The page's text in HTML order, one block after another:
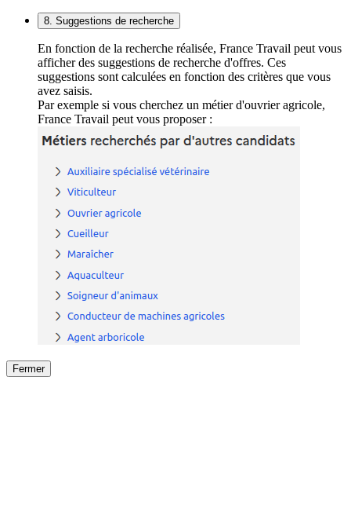
8. Suggestions de recherche
En fonction de la recherche réalisée, France Travail peut vous
afficher des suggestions de recherche d'offres. Ces
suggestions sont calculées en fonction des critères que vous
avez saisis.
Par exemple si vous cherchez un métier d'ouvrier agricole,
France Travail peut vous proposer :
Fermer